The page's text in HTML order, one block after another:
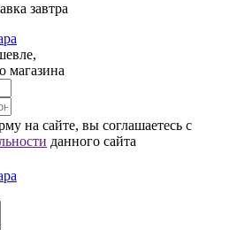
завтра
магазина
на сайте, вы соглашаетесь с
данного сайта